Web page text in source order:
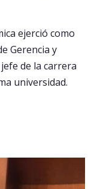
ejerció como
Gerencia y
jefe de la carrera
universidad.